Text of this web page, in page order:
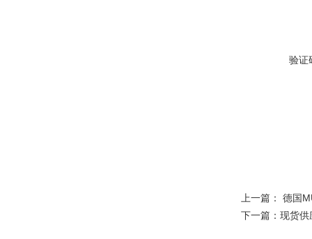
验证
上一篇： 德国
下一篇： 现货供